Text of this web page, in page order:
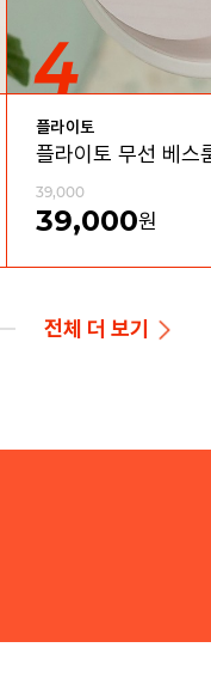
플라이토
39,000
39,000원
전체 더 보기